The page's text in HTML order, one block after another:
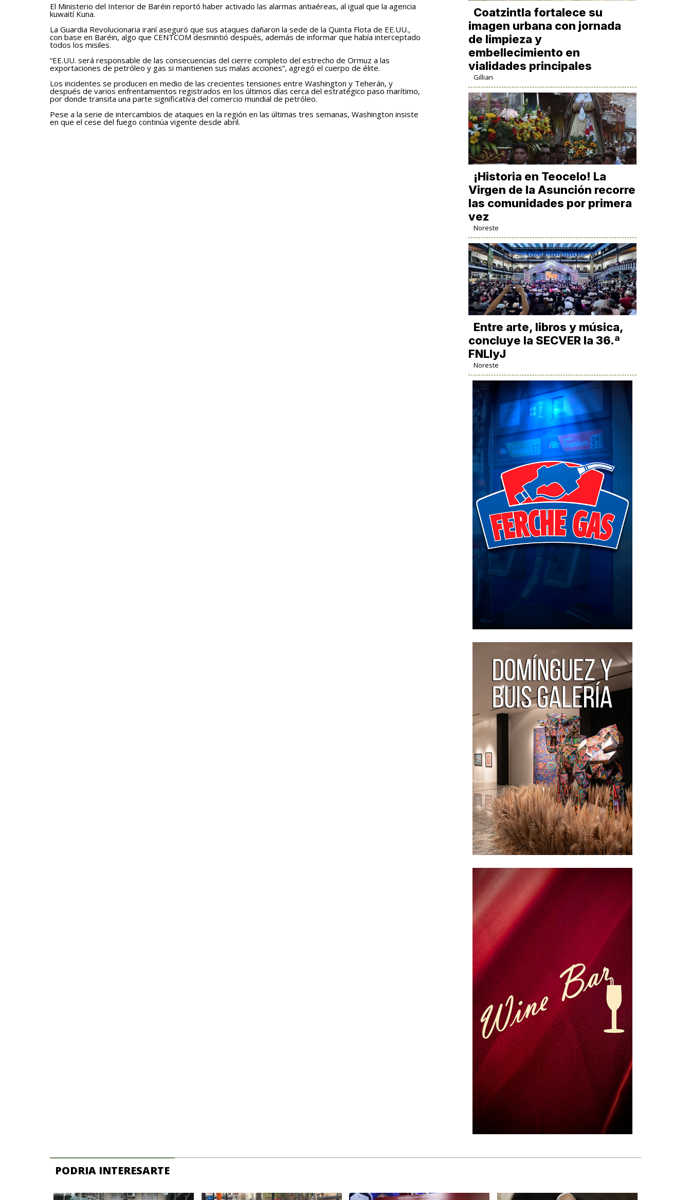
El Ministerio del Interior de Baréin reportó haber activado las alarmas antiaéreas, al igual que la agencia
kuwaití Kuna.
La Guardia Revolucionaria iraní aseguró que sus ataques dañaron la sede de la Quinta Flota de EE.UU.,
con base en Baréin, algo que CENTCOM desmintió después, además de informar que había interceptado
todos los misiles.
“EE.UU. será responsable de las consecuencias del cierre completo del estrecho de Ormuz a las
exportaciones de petróleo y gas si mantienen sus malas acciones”, agregó el cuerpo de élite.
Los incidentes se producen en medio de las crecientes tensiones entre Washington y Teherán, y
después de varios enfrentamientos registrados en los últimos días cerca del estratégico paso marítimo,
por donde transita una parte significativa del comercio mundial de petróleo.
Pese a la serie de intercambios de ataques en la región en las últimas tres semanas, Washington insiste
en que el cese del fuego continúa vigente desde abril.
Coatzintla fortalece su
imagen urbana con jornada
de limpieza y
embellecimiento en
vialidades principales
Gillian
​¡Historia en Teocelo! La
Virgen de la Asunción recorre
las comunidades por primera
vez
Noreste
Entre arte, libros y música,
concluye la SECVER la 36.ª
FNLIyJ
Noreste
PODRIA INTERESARTE